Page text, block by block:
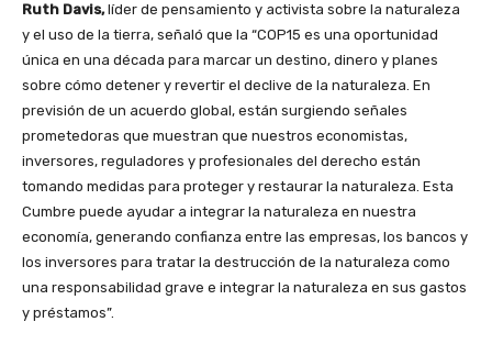
Ruth Davis,líder de pensamiento y activista sobre la naturaleza
y el uso de la tierra, señaló que la “COP15 es una oportunidad
única en una década para marcar un destino, dinero y planes
sobre cómo detener y revertir el declive de la naturaleza. En
previsión de un acuerdo global, están surgiendo señales
prometedoras que muestran que nuestros economistas,
inversores, reguladores y profesionales del derecho están
tomando medidas para proteger y restaurar la naturaleza. Esta
Cumbre puede ayudar a integrar la naturaleza en nuestra
economía, generando confianza entre las empresas, los bancos y
los inversores para tratar la destrucción de la naturaleza como
una responsabilidad grave e integrar la naturaleza en sus gastos
y préstamos”.